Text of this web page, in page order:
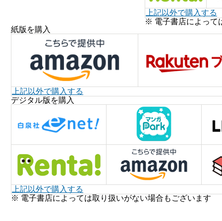
上記以外で購入する
※ 電子書店によって
紙版を購入
上記以外で購入する
デジタル版を購入
上記以外で購入する
※ 電子書店によっては取り扱いがない場合もございます